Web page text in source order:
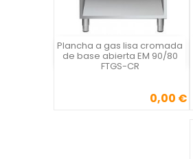
Plancha a gas lisa cromada
de base abierta EM 90/80
FTGS-CR
Precio0,00 €

Vista rápida